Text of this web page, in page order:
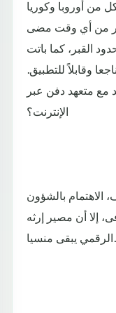
من أوروبا وكوريا
من أي وقت مضى
القبر، كما باتت
وقابلاً للتطبيق.
متعهد دفن عبر
الإنترنت؟
الاهتمام بالشؤون
إلا أن مصير إرثه
الرقمي يبقى منسيا.